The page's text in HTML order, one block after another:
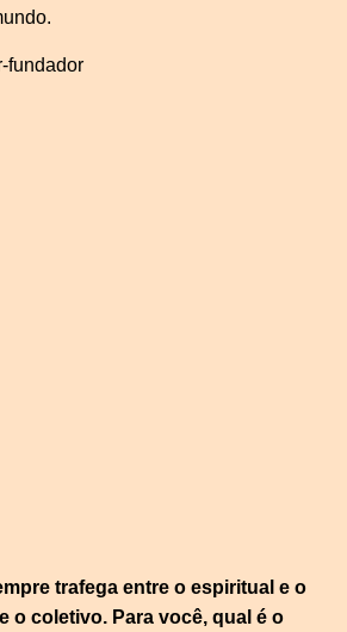
fundador
trafega entre o espiritual e o
o coletivo. Para você, qual é o